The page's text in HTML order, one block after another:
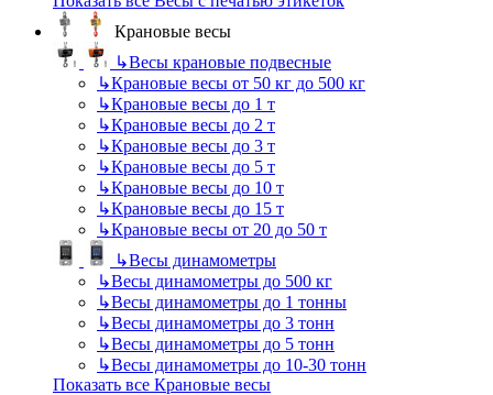
Крановые весы
↳Весы крановые подвесные
↳Крановые весы от 50 кг до 500 кг
↳Крановые весы до 1 т
↳Крановые весы до 2 т
↳Крановые весы до 3 т
↳Крановые весы до 5 т
↳Крановые весы до 10 т
↳Крановые весы до 15 т
↳Крановые весы от 20 до 50 т
↳Весы динамометры
↳Весы динамометры до 500 кг
↳Весы динамометры до 1 тонны
↳Весы динамометры до 3 тонн
↳Весы динамометры до 5 тонн
↳Весы динамометры до 10-30 тонн
Показать все Крановые весы